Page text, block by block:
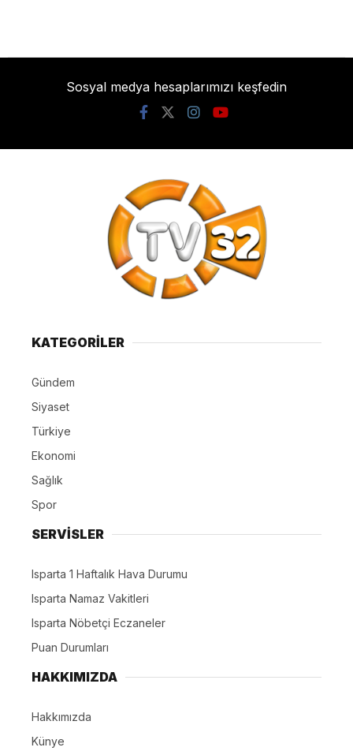
Sosyal medya hesaplarımızı keşfedin
KATEGORİLER
Gündem
Siyaset
Türkiye
Ekonomi
Sağlık
Spor
SERVİSLER
Isparta 1 Haftalık Hava Durumu
Isparta Namaz Vakitleri
Isparta Nöbetçi Eczaneler
Puan Durumları
HAKKIMIZDA
Hakkımızda
Künye